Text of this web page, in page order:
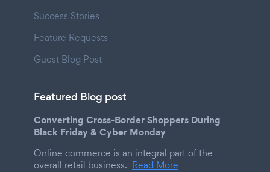
Success Stories
Feature Requests
Guest Blog Post
Featured Blog post
Converting Cross-Border Shoppers During
Black Friday & Cyber Monday
Online commerce is an integral part of the
overall retail business. Read More